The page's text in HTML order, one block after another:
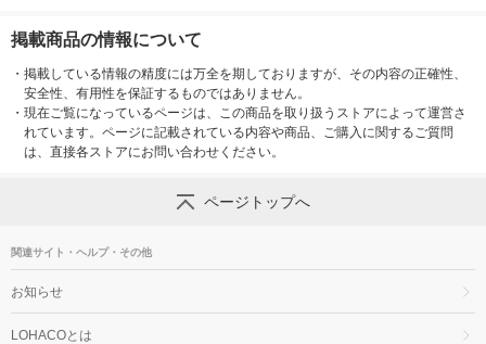
掲載商品の情報について
・ 掲載している情報の精度には万全を期しておりますが、その内容の正確性、
安全性、有用性を保証するものではありません。
・ 現在ご覧になっているページは、この商品を取り扱うストアによって運営さ
れています。ページに記載されている内容や商品、ご購入に関するご質問
は、直接各ストアにお問い合わせください。
ページトップへ
関連サイト・ヘルプ・その他
お知らせ
LOHACOとは